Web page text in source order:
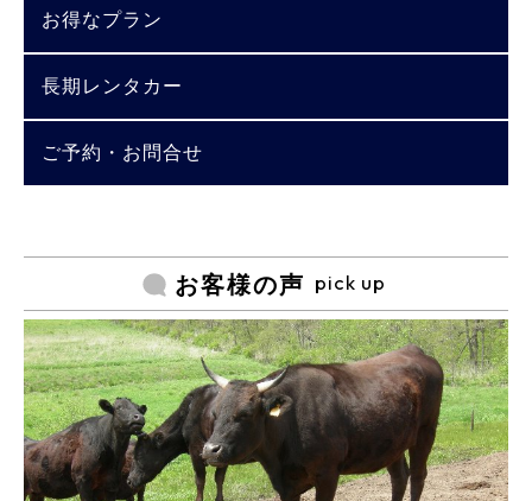
お得なプラン
長期レンタカー
ご予約・お問合せ
お客様の声 pick up